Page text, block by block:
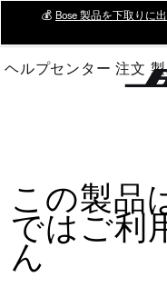
Main
💰 Bose 製品を下取りに
ヘルプセンター 注文
この製品
ではご利
ん